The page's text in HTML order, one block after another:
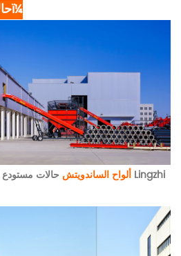
5 حالات مشاريع المنتجاتï¼
ألواح الساندويتش حالات مستودع Lingzhi